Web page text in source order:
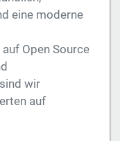
eine moderne
Open Source
wir
auf